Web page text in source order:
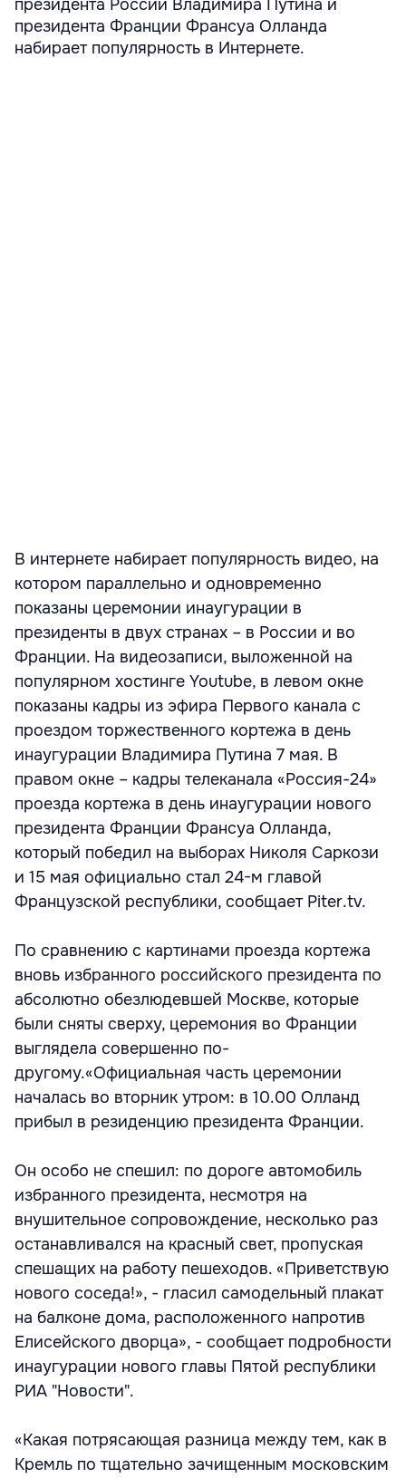
президента России Владимира Путина и
президента Франции Франсуа Олланда
набирает популярность в Интернете.
В интернете набирает популярность видео, на
котором параллельно и одновременно
показаны церемонии инаугурации в
президенты в двух странах – в России и во
Франции. На видеозаписи, выложенной на
популярном хостинге Youtube, в левом окне
показаны кадры из эфира Первого канала с
проездом торжественного кортежа в день
инаугурации Владимира Путина 7 мая. В
правом окне – кадры телеканала «Россия-24»
проезда кортежа в день инаугурации нового
президента Франции Франсуа Олланда,
который победил на выборах Николя Саркози
и 15 мая официально стал 24-м главой
Французской республики, сообщает Piter.tv.
По сравнению с картинами проезда кортежа
вновь избранного российского президента по
абсолютно обезлюдевшей Москве, которые
были сняты сверху, церемония во Франции
выглядела совершенно по-
другому.«Официальная часть церемонии
началась во вторник утром: в 10.00 Олланд
прибыл в резиденцию президента Франции.
Он особо не спешил: по дороге автомобиль
избранного президента, несмотря на
внушительное сопровождение, несколько раз
останавливался на красный свет, пропуская
спешащих на работу пешеходов. «Приветствую
нового соседа!», - гласил самодельный плакат
на балконе дома, расположенного напротив
Елисейского дворца», - сообщает подробности
инаугурации нового главы Пятой республики
РИА "Новости".
«Какая потрясающая разница между тем, как в
Кремль по тщательно зачищенным московским